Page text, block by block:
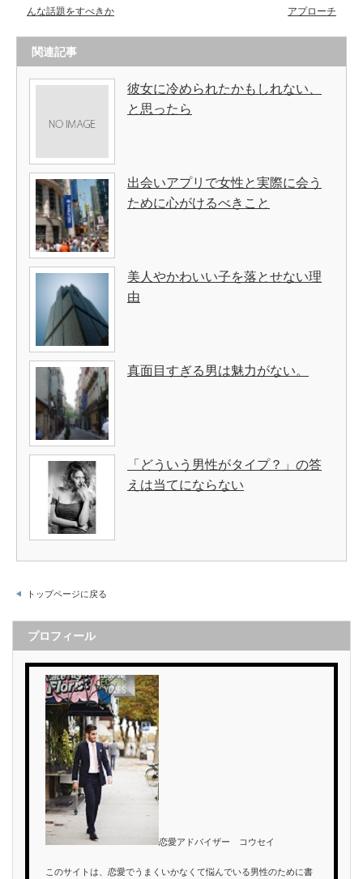
んな話題をすべきか
アプローチ
関連記事
彼女に冷められたかもしれない、
と思ったら
出会いアプリで女性と実際に会う
ために心がけるべきこと
美人やかわいい子を落とせない理
由
真面目すぎる男は魅力がない。
「どういう男性がタイプ？」の答
えは当てにならない
トップページに戻る
プロフィール
恋愛アドバイザー コウセイ
このサイトは、恋愛でうまくいかなくて悩んでいる男性のために書